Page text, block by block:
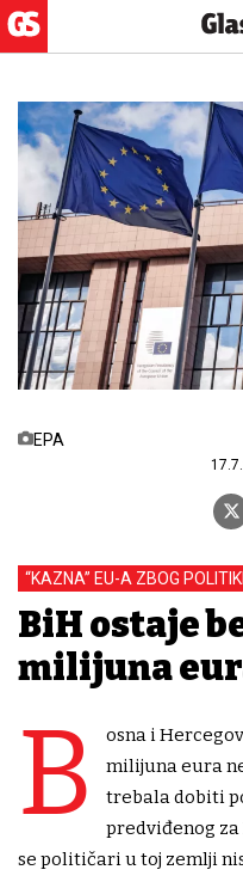
EPA
“KAZNA” EU-A ZBOG
BiH ostaje
milijuna
B
osna i
milijuna eura
trebala dobiti
predviđenog za
se političari u toj zemlji